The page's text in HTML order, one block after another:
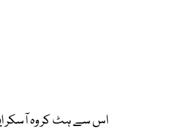
اس سے ہٹ کر وہ آسکر